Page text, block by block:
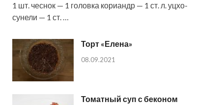
1 шт. чеснок — 1 головка кориандр — 1 ст. л. уцхо-
сунели — 1 ст. …
Торт «Елена»
08.09.2021
Томатный суп с беконом